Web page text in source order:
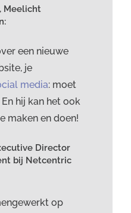
Meelicht
een nieuwe
je
media: moet
hij kan het ook
maken en doen!
Director
bij Netcentric
op